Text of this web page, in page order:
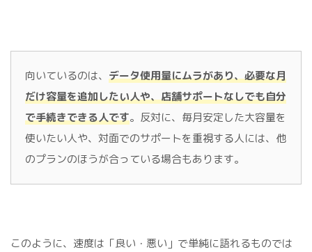
向いているのは、 データ使用量にムラがあり、必要な月
だけ容量を追加したい人や、店舗サポートなしでも自分
で手続きできる人です。反対に、毎月安定した大容量を
使いたい人や、対面でのサポートを重視する人には、他
のプランのほうが合っている場合もあります。
このように、速度は「良い・悪い」で単純に語れるものでは